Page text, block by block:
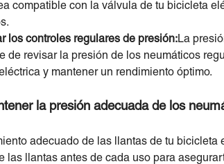
compatible con la válvula de tu bicicleta
los controles regulares de presión:La
de revisar la presión de los neumáticos
y mantener un rendimiento óptimo.
la presión adecuada de los
adecuado de las llantas de tu
las llantas antes de cada uso para